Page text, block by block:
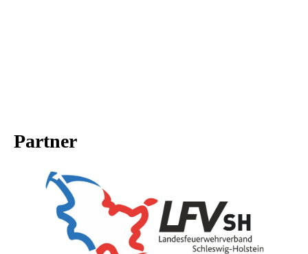
Partner